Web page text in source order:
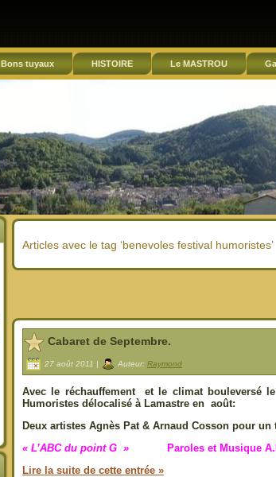
Bons tuyaux HISTOIRE Le MASTROU
Articles avec le tag ‘benevoles festival humoristes’
Cabaret de Septembre.
27 août 2011 | Auteur: Raymond
Avec le réchauffement et le climat bouleversé
Humoristes délocalisé à Lamastre en août:
Deux artistes Agnès Pat & Arnaud Cosson pour un
« L’ABC du point G »
Paroles et Musique
Lire la suite de cette entrée »